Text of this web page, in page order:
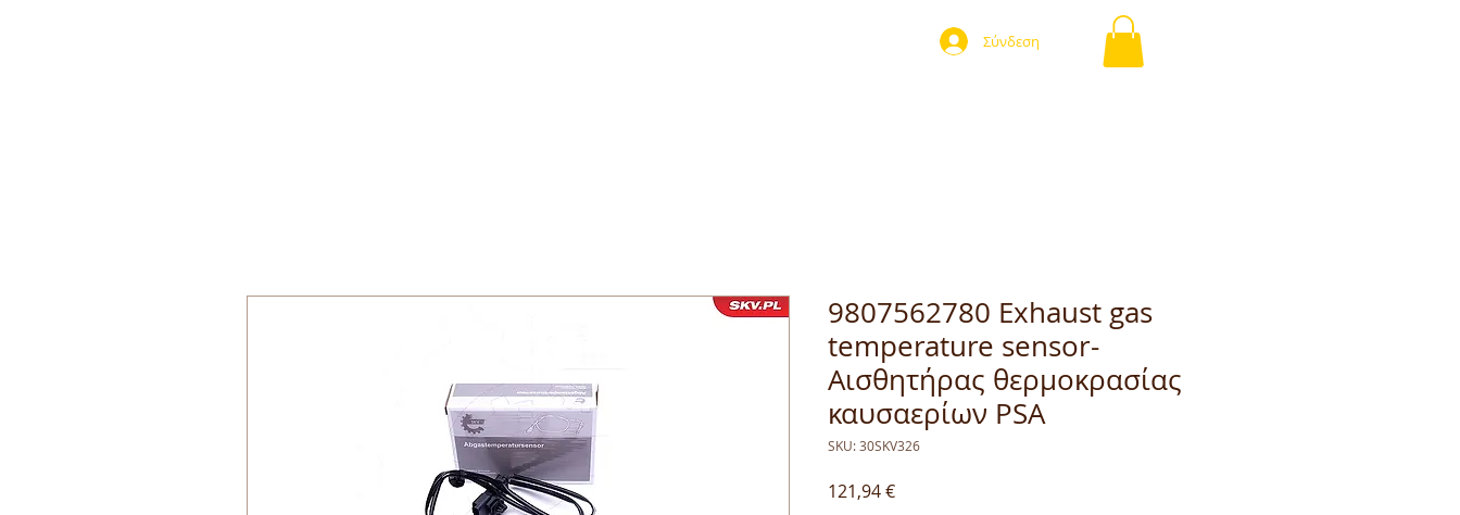
Σύνδεση
9807562780 Exhaust gas
temperature sensor-
Αισθητήρας θερμοκρασίας
καυσαερίων PSA
SKU: 30SKV326
121,94 €Τιμή